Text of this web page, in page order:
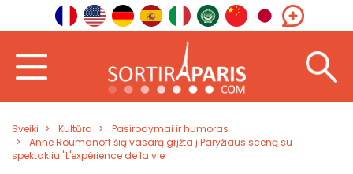
Sveiki Kultūra
Pasirodymai ir humoras
Anne Roumanoff šią vasarą grįžta į Paryžiaus sceną su
spektakliu "L'expérience de la vie